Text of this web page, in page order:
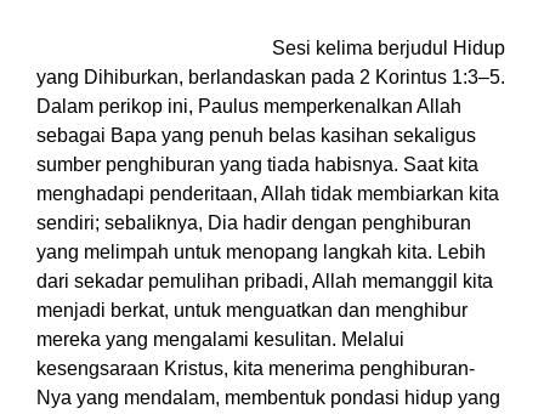
Sesi kelima berjudul Hidup
yang Dihiburkan, berlandaskan pada 2 Korintus 1:3–5.
Dalam perikop ini, Paulus memperkenalkan Allah
sebagai Bapa yang penuh belas kasihan sekaligus
sumber penghiburan yang tiada habisnya. Saat kita
menghadapi penderitaan, Allah tidak membiarkan kita
sendiri; sebaliknya, Dia hadir dengan penghiburan
yang melimpah untuk menopang langkah kita. Lebih
dari sekadar pemulihan pribadi, Allah memanggil kita
menjadi berkat, untuk menguatkan dan menghibur
mereka yang mengalami kesulitan. Melalui
kesengsaraan Kristus, kita menerima penghiburan-
Nya yang mendalam, membentuk pondasi hidup yang